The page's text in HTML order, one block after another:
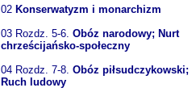
02 Konserwatyzm i monarchizm
03 Rozdz. 5-6. Obóz narodowy; Nurt
chrześcijańsko-społeczny
04 Rozdz. 7-8. Obóz piłsudczykowski;
Ruch ludowy